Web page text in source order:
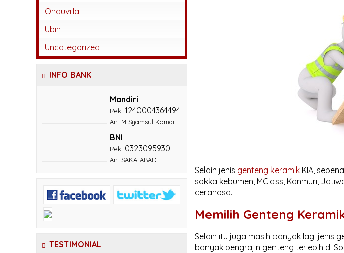
Selain jenis genteng keramik KIA,
sokka kebumen, MClass, Kanmuri,
ceranosa.
Memilih Genteng
Selain itu juga masih banyak lagi jenis
banyak pengrajin genteng terlebih di
Onduvilla
Ubin
Uncategorized
INFO BANK
Mandiri
Rek. 1240004364494
An. M Syamsul Komar
BNI
Rek. 0323095930
An. SAKA ABADI
TESTIMONIAL